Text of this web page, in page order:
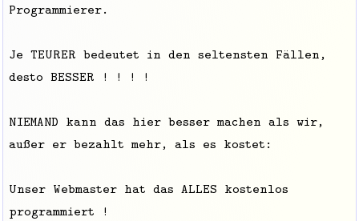
Programmierer.
Je TEURER bedeutet in den seltensten Fällen,
desto BESSER ! ! ! !
NIEMAND kann das hier besser machen als wir,
außer er bezahlt mehr, als es kostet:
Unser Webmaster hat das ALLES kostenlos
programmiert !